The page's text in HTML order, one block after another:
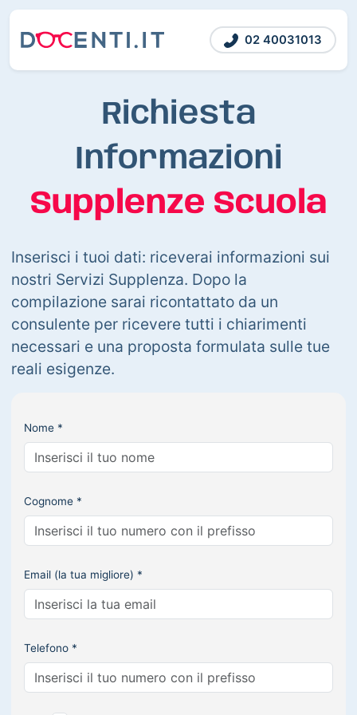
02 40031013
Richiesta
Informazioni
Supplenze Scuola
Inserisci i tuoi dati: riceverai informazioni sui
nostri Servizi Supplenza. Dopo la
compilazione sarai ricontattato da un
consulente per ricevere tutti i chiarimenti
necessari e una proposta formulata sulle tue
reali esigenze.
Nome *
Cognome *
Email (la tua migliore) *
Telefono *